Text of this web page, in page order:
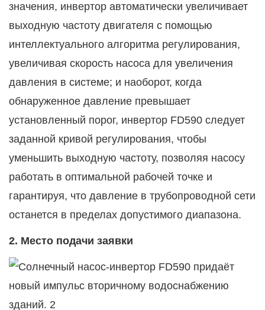
значения, инвертор автоматически увеличивает
выходную частоту двигателя с помощью
интеллектуального алгоритма регулирования,
увеличивая скорость насоса для увеличения
давления в системе; и наоборот, когда
обнаруженное давление превышает
установленный порог, инвертор FD590 следует
заданной кривой регулирования, чтобы
уменьшить выходную частоту, позволяя насосу
работать в оптимальной рабочей точке и
гарантируя, что давление в трубопроводной сети
останется в пределах допустимого диапазона.
2. Место подачи заявки